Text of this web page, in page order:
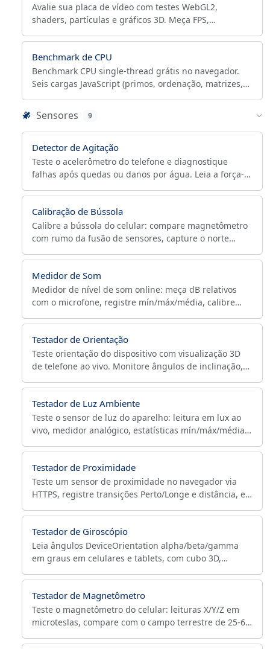
Avalie sua placa de vídeo com testes WebGL2,
shaders, partículas e gráficos 3D. Meça FPS,
Benchmark de CPU
Benchmark CPU single-thread grátis no navegador.
Seis cargas JavaScript (primos, ordenação, matrizes,
Sensores 9
Detector de Agitação
Teste o acelerômetro do telefone e diagnostique
falhas após quedas ou danos por água. Leia a força-g
CSV.
Calibração de Bússola
Calibre a bússola do celular: compare magnetômetro
com rumo da fusão de sensores, capture o norte
Medidor de Som
Medidor de nível de som online: meça dB relativos
com o microfone, registre mín/máx/média, calibre
Testador de Orientação
Teste orientação do dispositivo com visualização 3D
de telefone ao vivo. Monitore ângulos de inclinação,
real.
Testador de Luz Ambiente
Teste o sensor de luz do aparelho: leitura em lux ao
vivo, medidor analógico, estatísticas mín/máx/média e
nem Firefox.
Testador de Proximidade
Teste um sensor de proximidade no navegador via
HTTPS, registre transições Perto/Longe e distância, e
o iOS não têm API web de proximidade.
Testador de Giroscópio
Leia ângulos DeviceOrientation alpha/beta/gamma
em graus em celulares e tablets, com cubo 3D,
Testador de Magnetômetro
Teste o magnetômetro do celular: leituras X/Y/Z em
microteslas, compare com o campo terrestre de 25-65